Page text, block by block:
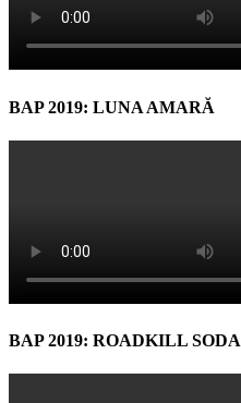
BAP 2019: LUNA AMARĂ
BAP 2019: ROADKILL SODA